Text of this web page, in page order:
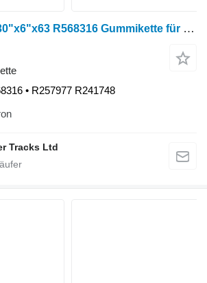
VULCAN AGRI - 30"x6"x63 R568316 Gummikette für John Deere 9000T : 9300T / 9320T / 9400T / 9420T / 9520T / 9620T Raupentraktor
• R257977 R241748
Tracks Ltd